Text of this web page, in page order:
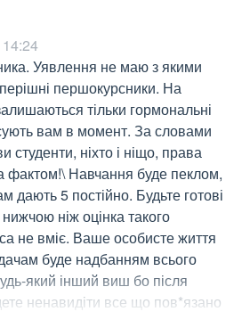
Уявлення не маю з якими
першокурсники. На
тільки гормональні
вам в момент. За словами
студенти, ніхто і ніщо, права
фактом!\ Навчання буде пеклом,
дають 5 постійно. Будьте готові
ніж оцінка такого
не вміє. Ваше особисте життя
буде надбанням всього
який інший виш бо після
ненавидіти все що пов*язано